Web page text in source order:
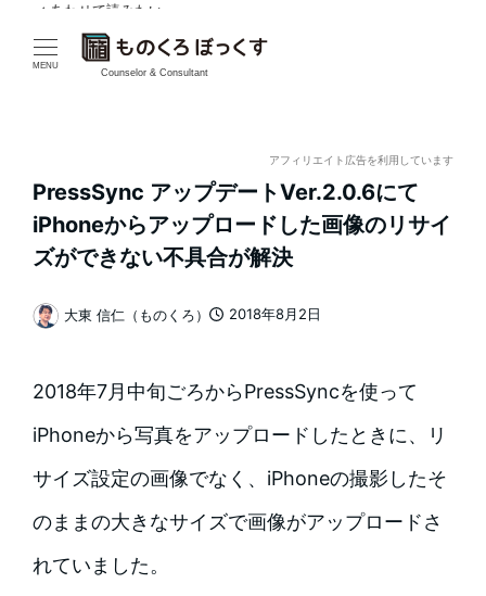
MENU
Counselor & Consultant
アフィリエイト広告を利用しています
PressSync アップデートVer.2.0.6にて
iPhoneからアップロードした画像のリサイ
ズができない不具合が解決
2018年8月2日
著
大東 信仁（ものくろ）
2018年7月中旬ごろからPressSyncを使って
iPhoneから写真をアップロードしたときに、リ
サイズ設定の画像でなく、iPhoneの撮影したそ
のままの大きなサイズで画像がアップロードさ
れていました。
✓ あわせて読みたい